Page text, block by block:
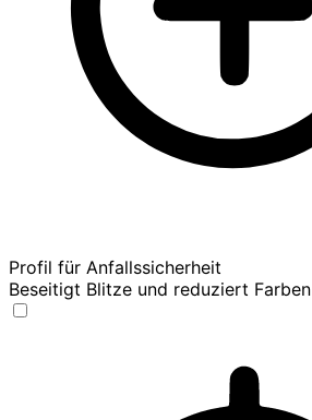
Profil für Anfallssicherheit
Beseitigt Blitze und reduziert Farben